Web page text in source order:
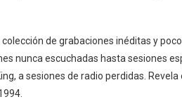
colección de grabaciones inéditas y
nunca escuchadas hasta sesiones
a sesiones de radio perdidas. Revela